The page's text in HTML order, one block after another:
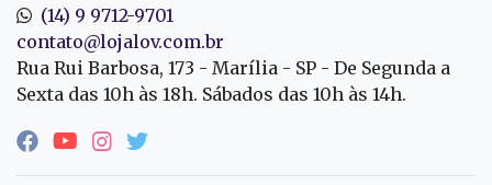
(14) 9 9712-9701
contato@lojalov.com.br
Rua Rui Barbosa, 173 - Marília - SP - De Segunda a
Sexta das 10h às 18h. Sábados das 10h às 14h.